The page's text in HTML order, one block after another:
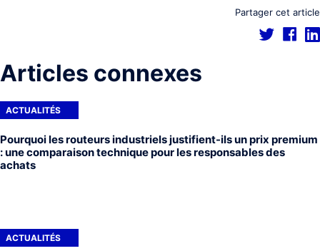
Partager cet article
Articles connexes
ACTUALITÉS
Pourquoi les routeurs industriels justifient-ils un prix premium
: une comparaison technique pour les responsables des
achats
ACTUALITÉS